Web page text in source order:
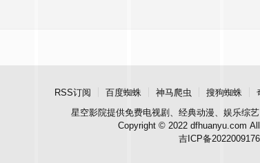
RSS订阅 百度蜘蛛 神马爬虫 搜狗蜘蛛
星空影院提供免费电视剧、经典动漫、娱乐综
Copyright © 2022 dfhuanyu.com
吉ICP备